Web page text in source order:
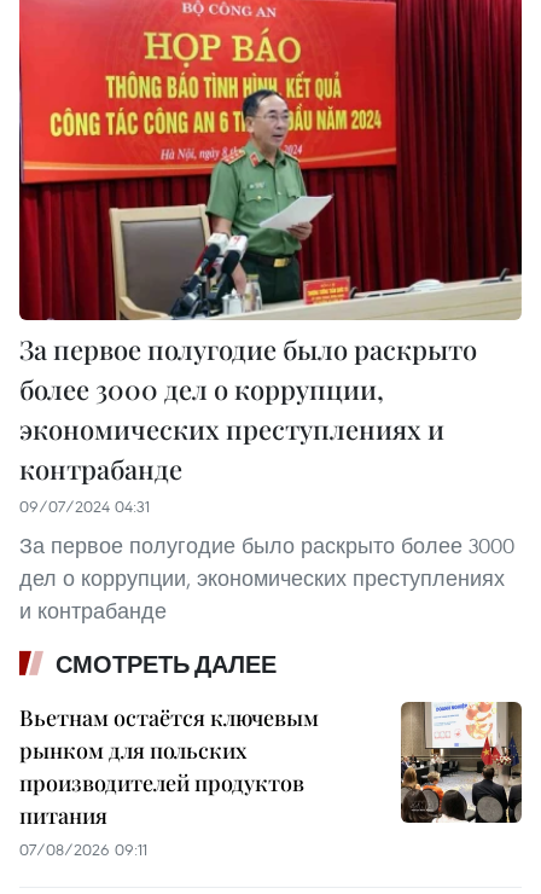
За первое полугодие было раскрыто
более 3000 дел о коррупции,
экономических преступлениях и
контрабанде
09/07/2024 04:31
За первое полугодие было раскрыто более 3000
дел о коррупции, экономических преступлениях
и контрабанде
СМОТРЕТЬ ДАЛЕЕ
Вьетнам остаётся ключевым
рынком для польских
производителей продуктов
питания
07/08/2026 09:11